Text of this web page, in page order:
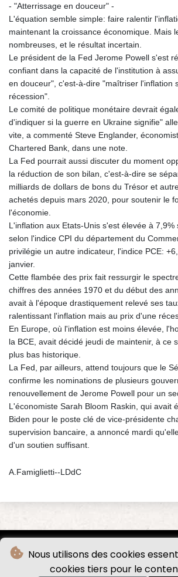
Nous utilisons des cookies
cookies tiers pour le
- "Atterrissage en douceur" -
L'équation semble simple: faire ralentir
maintenant la croissance économique. Mais
nombreuses, et le résultat incertain.
Le président de la Fed Jerome Powell s'est
confiant dans la capacité de l'institution à
en douceur", c'est-à-dire "maîtriser l'inflation
récession".
Le comité de politique monétaire devrait
d'indiquer si la guerre en Ukraine signifie"
vite, a commenté Steve Englander,
Chartered Bank, dans une note.
La Fed pourrait aussi discuter du moment
la réduction de son bilan, c'est-à-dire se
milliards de dollars de bons du Trésor et
achetés depuis mars 2020, pour soutenir le
l'économie.
L'inflation aux Etats-Unis s'est élevée à 7,9%
selon l'indice CPI du département du
privilégie un autre indicateur, l'indice PCE:
janvier.
Cette flambée des prix fait ressurgir le
chiffres des années 1970 et du début des
avait à l'époque drastiquement relevé ses
ralentissant l'inflation mais au prix d'une
En Europe, où l'inflation est moins élevée,
la BCE, avait décidé jeudi de maintenir, à ce
plus bas historique.
La Fed, par ailleurs, attend toujours que le
confirme les nominations de plusieurs
renouvellement de Jerome Powell pour un
L'économiste Sarah Bloom Raskin, qui avait
Biden pour le poste clé de vice-présidente
supervision bancaire, a annoncé mardi
d'un soutien suffisant.
A.Famiglietti--LDdC